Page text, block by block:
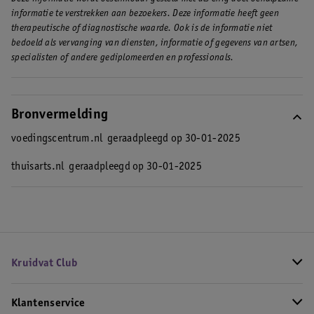
informatie te verstrekken aan bezoekers. Deze informatie heeft geen
therapeutische of diagnostische waarde. Ook is de informatie niet
bedoeld als vervanging van diensten, informatie of gegevens van artsen,
specialisten of andere gediplomeerden en professionals.
Bronvermelding
voedingscentrum.nl geraadpleegd op 30-01-2025
thuisarts.nl geraadpleegd op 30-01-2025
Kruidvat Club
Klantenservice